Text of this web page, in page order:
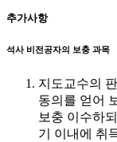
추가사항
석사 비전공자의 보충 과목
지도교수의
동의를 얻어
보충 이수하
기 이내에 취